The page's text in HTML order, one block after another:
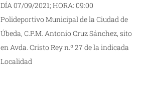
DÍA 07/09/2021; HORA: 09:00
Polideportivo Municipal de la Ciudad de
Úbeda, C.P.M. Antonio Cruz Sánchez, sito
en Avda. Cristo Rey n.º 27 de la indicada
Localidad